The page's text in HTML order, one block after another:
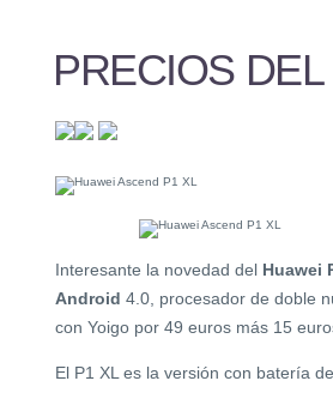
PRECIOS
Interesante la novedad del Huawei
Android 4.0, procesador de doble
con Yoigo por 49 euros más 15
El P1 XL es la versión con batería